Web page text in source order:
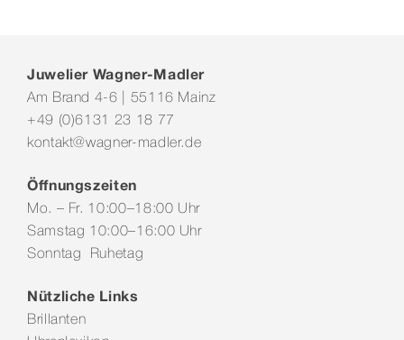
Juwelier Wagner-Madler
Am Brand 4-6 | 55116 Mainz
+49 (0)6131 23 18 77
kontakt@wagner-madler.de
Öffnungszeiten
Mo. – Fr. 10:00–18:00 Uhr
Samstag 10:00–16:00 Uhr
Sonntag Ruhetag
Nützliche Links
Brillanten